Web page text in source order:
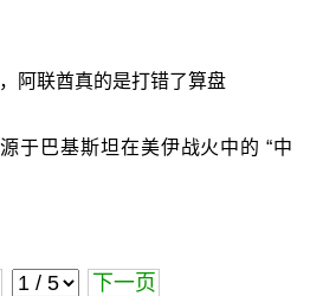
阿联酋真的是打错了算盘
于巴基斯坦在美伊战火中的 “中
下一页